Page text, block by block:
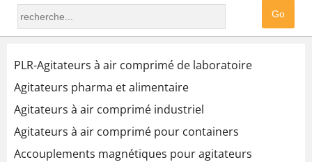
PLR-Agitateurs à air comprimé de laboratoire
Agitateurs pharma et alimentaire
Agitateurs à air comprimé industriel
Agitateurs à air comprimé pour containers
Accouplements magnétiques pour agitateurs